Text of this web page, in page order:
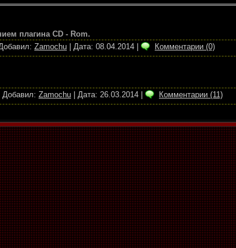
плагина CD - Rom.
Zamochu | Дата: 08.04.2014 | Комментарии (0)
Добавил: Zamochu | Дата: 26.03.2014 | Комментарии (11)